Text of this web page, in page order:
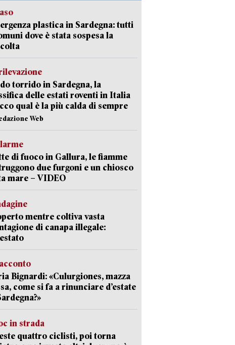
plastica in Sardegna: tutti
dove è stata sospesa la
torrido in Sardegna, la
delle estati roventi in Italia
qual è la più calda di sempre
Web
di fuoco in Gallura, le fiamme
due furgoni e un chiosco
mare – VIDEO
mentre coltiva vasta
di canapa illegale:
Bignardi: «Culurgiones, mazza
come si fa a rinunciare d’estate
in strada
quattro ciclisti, poi torna